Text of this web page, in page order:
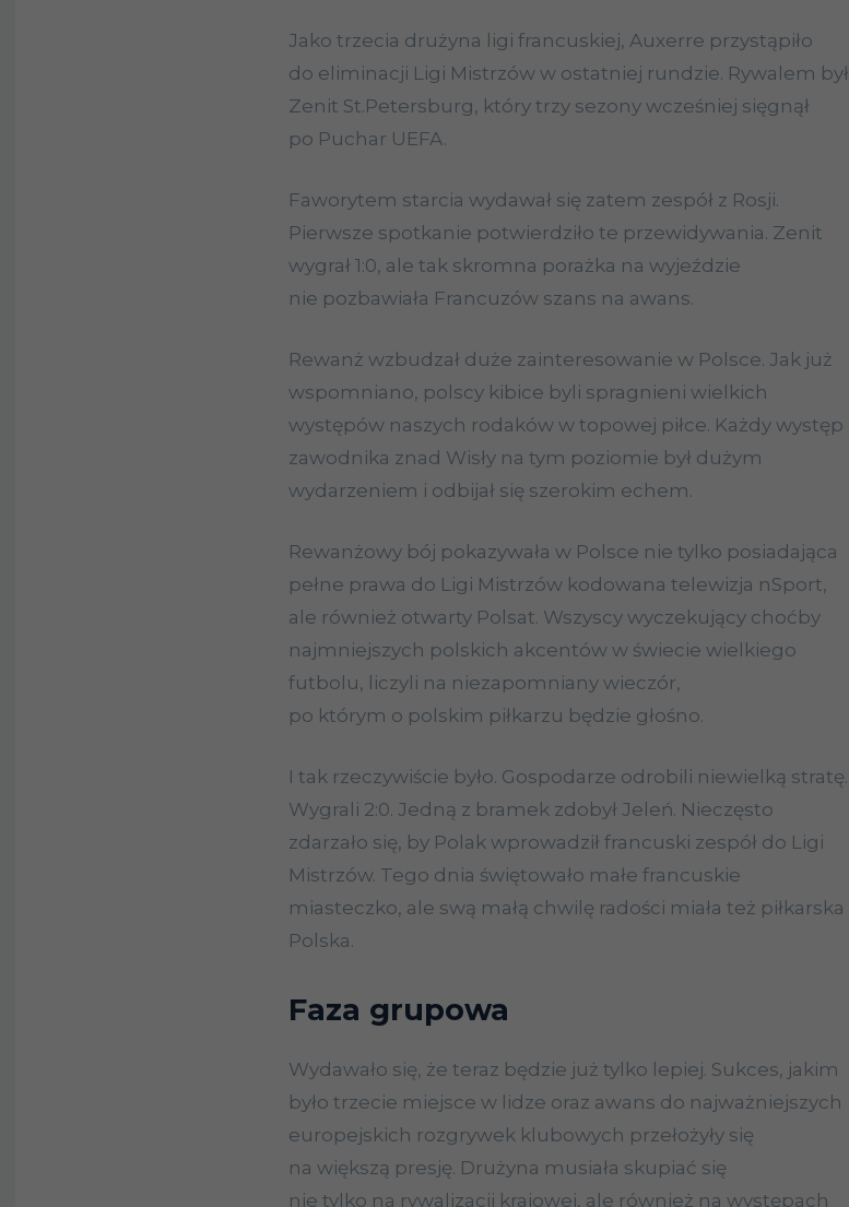
Jako trzecia drużyna ligi francuskiej, Auxerre przystąpiło
do eliminacji Ligi Mistrzów w ostatniej rundzie. Rywalem był
Zenit St.Petersburg, który trzy sezony wcześniej sięgnął
po Puchar UEFA.
Faworytem starcia wydawał się zatem zespół z Rosji.
Pierwsze spotkanie potwierdziło te przewidywania. Zenit
wygrał 1:0, ale tak skromna porażka na wyjeździe
nie pozbawiała Francuzów szans na awans.
Rewanż wzbudzał duże zainteresowanie w Polsce. Jak już
wspomniano, polscy kibice byli spragnieni wielkich
występów naszych rodaków w topowej piłce. Każdy występ
zawodnika znad Wisły na tym poziomie był dużym
wydarzeniem i odbijał się szerokim echem.
Rewanżowy bój pokazywała w Polsce nie tylko posiadająca
pełne prawa do Ligi Mistrzów kodowana telewizja nSport,
ale również otwarty Polsat. Wszyscy wyczekujący choćby
najmniejszych polskich akcentów w świecie wielkiego
futbolu, liczyli na niezapomniany wieczór,
po którym o polskim piłkarzu będzie głośno.
I tak rzeczywiście było. Gospodarze odrobili niewielką stratę.
Wygrali 2:0. Jedną z bramek zdobył Jeleń. Nieczęsto
zdarzało się, by Polak wprowadził francuski zespół do Ligi
Mistrzów. Tego dnia świętowało małe francuskie
miasteczko, ale swą małą chwilę radości miała też piłkarska
Polska.
Faza grupowa
Wydawało się, że teraz będzie już tylko lepiej. Sukces, jakim
było trzecie miejsce w lidze oraz awans do najważniejszych
europejskich rozgrywek klubowych przełożyły się
na większą presję. Drużyna musiała skupiać się
nie tylko na rywalizacji krajowej, ale również na występach